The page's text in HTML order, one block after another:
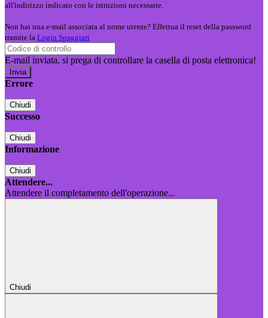
all'indirizzo indicato con le istruzioni necessarie.
Non hai una e-mail associata al nome utente? Effettua il reset della password
tramite la Login Spaggiari
E-mail inviata, si prega di controllare la casella di posta elettronica!
Errore
Chiudi
Successo
Chiudi
Informazione
Chiudi
Attendere...
Attendere il completamento dell'operazione...
Chiudi